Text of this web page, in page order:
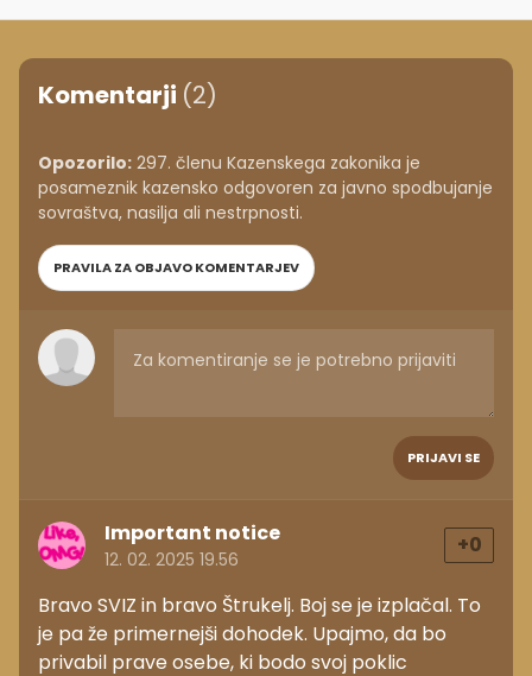
Komentarji (2)
Opozorilo: 297. členu Kazenskega zakonika je
posameznik kazensko odgovoren za javno spodbujanje
sovraštva, nasilja ali nestrpnosti.
PRAVILA ZA OBJAVO KOMENTARJEV
PRIJAVI SE
Important notice
12. 02. 2025 19.56
+0
Bravo SVIZ in bravo Štrukelj. Boj se je izplačal. To
je pa že primernejši dohodek. Upajmo, da bo
privabil prave osebe, ki bodo svoj poklic